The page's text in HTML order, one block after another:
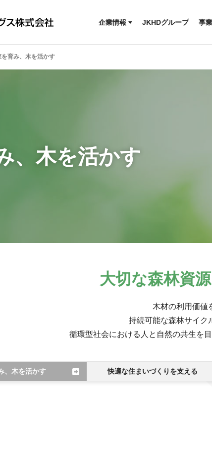
企業情報
JKHDグループ
事
木のぬくもり
数字で見るJKホールディングス
より安心な住ま
を育み、木を活かす
、 木を活かす
大切な森林資
木材の利用価値
持続可能な森林サイク
循環型社会における人と自然の共生を
、木を活かす 快適な住まいづくりを支える